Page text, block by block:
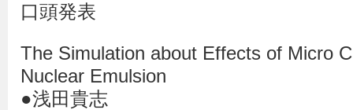
口頭発表
The Simulation about Effects of Micro
Nuclear Emulsion
●浅田貴志